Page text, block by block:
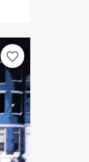
favorite_border